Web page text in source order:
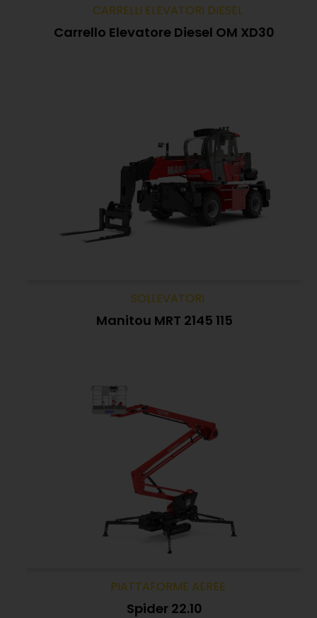
CARRELLI ELEVATORI DIESEL
Carrello Elevatore Diesel OM XD30
SOLLEVATORI
Manitou MRT 2145 115
PIATTAFORME AEREE
Spider 22.10